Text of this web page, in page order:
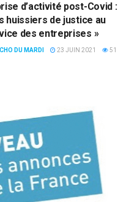
d’activité post-Covid :
huissiers de justice au
des entreprises »
DU MARDI 23 JUIN 2021 51